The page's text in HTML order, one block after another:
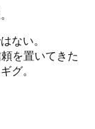
ない。
を置いてきた
グ。